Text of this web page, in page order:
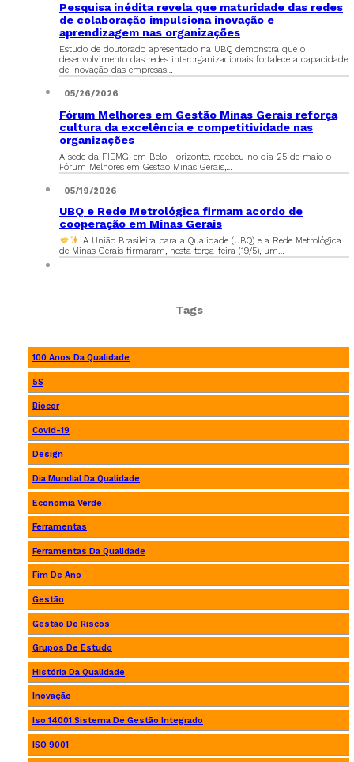
Pesquisa inédita revela que maturidade das redes
de colaboração impulsiona inovação e
aprendizagem nas organizações
Estudo de doutorado apresentado na UBQ demonstra que o
desenvolvimento das redes interorganizacionais fortalece a capacidade
de inovação das empresas…
05/26/2026
Fórum Melhores em Gestão Minas Gerais reforça
cultura da excelência e competitividade nas
organizações
A sede da FIEMG, em Belo Horizonte, recebeu no dia 25 de maio o
Fórum Melhores em Gestão Minas Gerais,…
05/19/2026
UBQ e Rede Metrológica firmam acordo de
cooperação em Minas Gerais
A União Brasileira para a Qualidade (UBQ) e a Rede Metrológica
de Minas Gerais firmaram, nesta terça-feira (19/5), um…
Tags
100 Anos Da Qualidade
5S
Biocor
Covid-19
Design
Dia Mundial Da Qualidade
Economia Verde
Ferramentas
Ferramentas Da Qualidade
Fim De Ano
Gestão
Gestão De Riscos
Grupos De Estudo
História Da Qualidade
Inovação
Iso 14001 Sistema De Gestão Integrado
ISO 9001